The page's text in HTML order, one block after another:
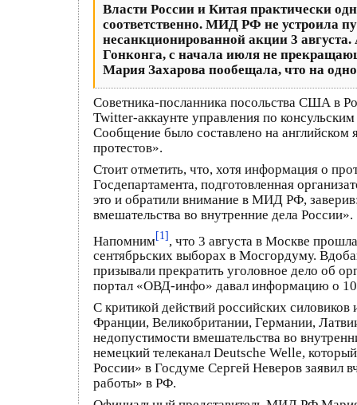
Власти России и Китая практически
соответственно. МИД РФ не устроила
несанкционированной акции 3
Гонконга, с начала июля не
Мария Захарова пообещала, что на
Советника-посланника посольства США в
Twitter-аккаунте управления по
Сообщение было составлено на
протестов».
Стоит отметить, что, хотя информация о
Госдепартамента, подготовленная
это и обратили внимание в МИД РФ,
вмешательства во внутренние дела России».
Напомним[1], что 3 августа в Москве
сентябрьских выборах в Мосгордуму.
призывали прекратить уголовное дело об
портал «ОВД-инфо» давал информацию о
С критикой действий российских
Франции, Великобритании, Германии,
недопустимости вмешательства во
немецкий телеканал Deutsche Welle,
России» в Госдуме Сергей Неверов заявил
работы» в РФ.